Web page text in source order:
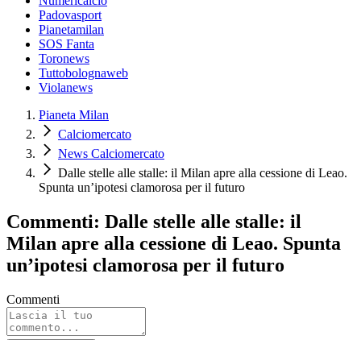
Padovasport
Pianetamilan
SOS Fanta
Toronews
Tuttobolognaweb
Violanews
Pianeta Milan
Calciomercato
News Calciomercato
Dalle stelle alle stalle: il Milan apre alla cessione di Leao.
Spunta un’ipotesi clamorosa per il futuro
Commenti: Dalle stelle alle stalle: il
Milan apre alla cessione di Leao. Spunta
un’ipotesi clamorosa per il futuro
Commenti